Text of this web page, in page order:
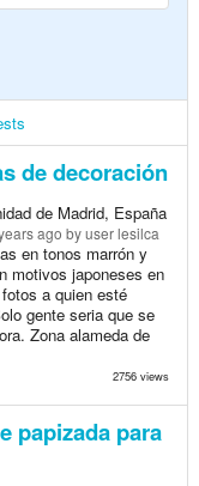
de decoración
de Madrid, España
ago by user lesilca
en tonos marrón y
motivos japoneses en
a quien esté
gente seria que se
Zona alameda de
2756 views
papizada para